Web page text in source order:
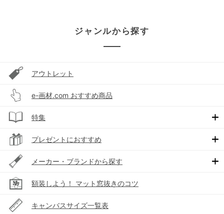
ジャンルから探す
アウトレット
e-画材.com おすすめ商品
特集
プレゼントにおすすめ
メーカー・ブランドから探す
額装しよう！ マット窓抜きのコツ
キャンバスサイズ一覧表